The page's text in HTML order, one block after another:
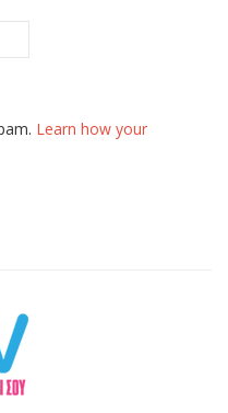
Learn how your